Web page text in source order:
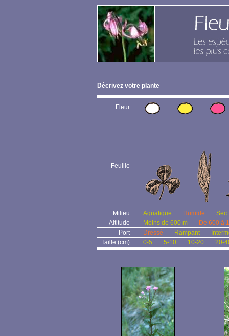
Décrivez votre plante
Fleur
Feuille
Milieu Aquatique Humide
Sec
Altitude
Moins de 600 m
De 600 à
Port
Dressé Rampant
Taille (cm)
0-5 5-10 10-20 20-